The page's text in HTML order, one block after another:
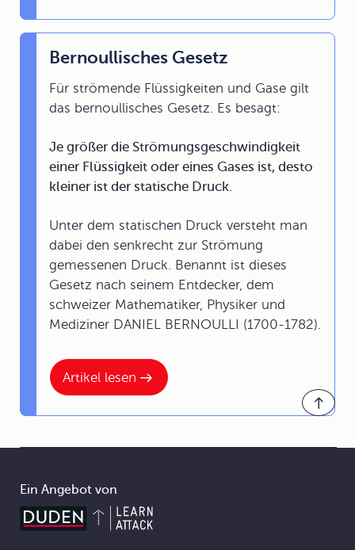
Artikel lesen
Bernoullisches Gesetz
Für strömende Flüssigkeiten und Gase gilt
das bernoullisches Gesetz. Es besagt:
Je größer die Strömungsgeschwindigkeit
einer Flüssigkeit oder eines Gases ist, desto
kleiner ist der statische Druck.
Unter dem statischen Druck versteht man
dabei den senkrecht zur Strömung
gemessenen Druck. Benannt ist dieses
Gesetz nach seinem Entdecker, dem
schweizer Mathematiker, Physiker und
Mediziner DANIEL BERNOULLI (1700-1782).
Ein Angebot von